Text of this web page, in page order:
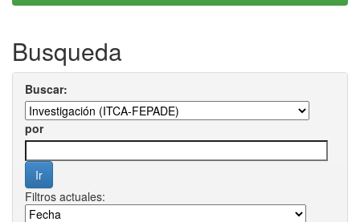
Busqueda
Buscar:
por
Filtros actuales: